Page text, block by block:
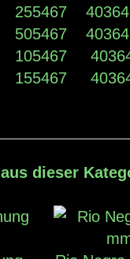
255467
505467
105467
155467
dieser